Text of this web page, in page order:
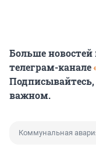
Больше
телеграм-канале
важном.
Коммунальная